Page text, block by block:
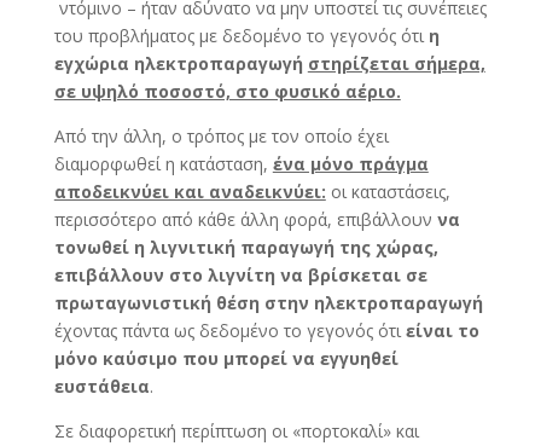
ντόμινο – ήταν αδύνατο να μην υποστεί τις συνέπειες
του προβλήματος με δεδομένο το γεγονός ότι η
εγχώρια ηλεκτροπαραγωγή στηρίζεται σήμερα,
σε υψηλό ποσοστό, στο φυσικό αέριο.
Από την άλλη, ο τρόπος με τον οποίο έχει
διαμορφωθεί η κατάσταση, ένα μόνο πράγμα
αποδεικνύει και αναδεικνύει: οι καταστάσεις,
περισσότερο από κάθε άλλη φορά, επιβάλλουν να
τονωθεί η λιγνιτική παραγωγή της χώρας,
επιβάλλουν στο λιγνίτη να βρίσκεται σε
πρωταγωνιστική θέση στην ηλεκτροπαραγωγή
έχοντας πάντα ως δεδομένο το γεγονός ότιείναι το
μόνο καύσιμο που μπορεί να εγγυηθεί
ευστάθεια.
Σε διαφορετική περίπτωση οι «πορτοκαλί» και